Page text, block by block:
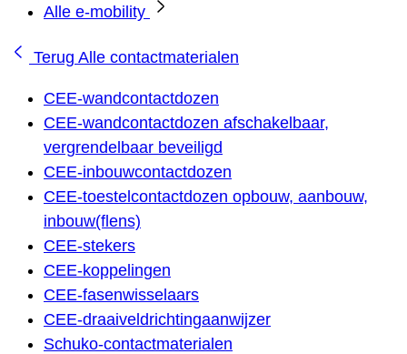
Alle e-mobility
Terug Alle contactmaterialen
CEE-wandcontactdozen
CEE-wandcontactdozen afschakelbaar,
vergrendelbaar beveiligd
CEE-inbouwcontactdozen
CEE-toestelcontactdozen opbouw, aanbouw,
inbouw(flens)
CEE-stekers
CEE-koppelingen
CEE-fasenwisselaars
CEE-draaiveldrichtingaanwijzer
Schuko-contactmaterialen